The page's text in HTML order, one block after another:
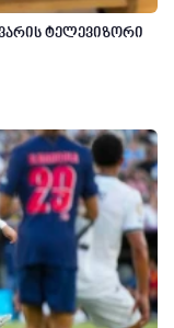
ტელევიზორი